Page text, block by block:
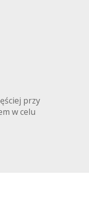
przy
w celu